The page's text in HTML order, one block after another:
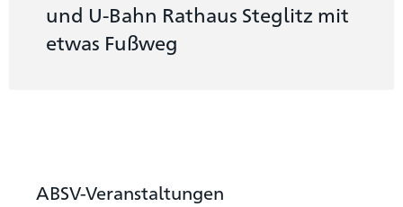
und U-Bahn Rathaus Steglitz mit
etwas Fußweg
ABSV-Veranstaltungen